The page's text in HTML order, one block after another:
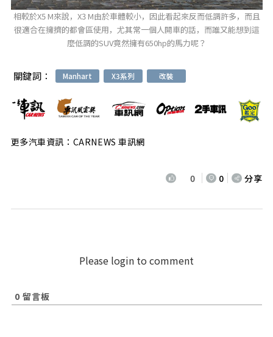
相較於X5 M來說，X3 M由於車體較小，因此看起來反而低調許多，而且
很適合在擁擠的都會區使用，尤其常一個人開車的話，而誰又能想到這
麼低調的SUV竟然擁有650hp的馬力呢？
關鍵詞： Manhart X3系列 改裝
更多汽車資訊：CARNEWS 車訊網
0 0 分享
Please login to comment
0 留言板